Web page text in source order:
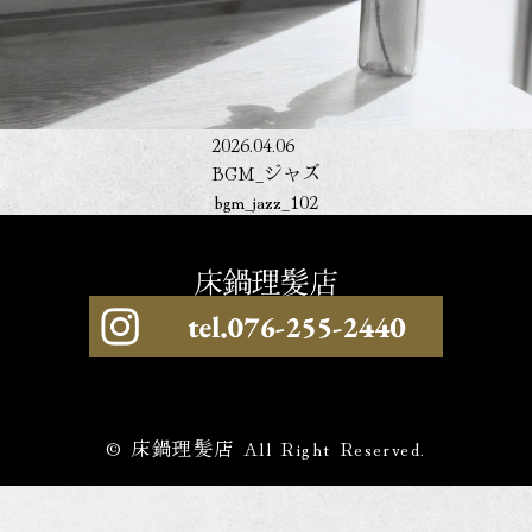
2026.04.06
BGM_ジャズ
bgm_jazz_102
© 床鍋理髪店 All Right Reserved.